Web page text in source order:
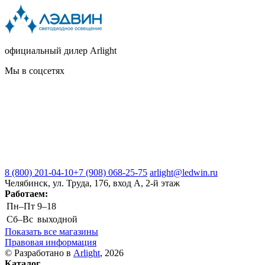
официальный дилер Arlight
Мы в соцсетях
8 (800) 201-04-10+7 (908) 068-25-75 arlight@ledwin.ru
Челябинск, ул. Труда, 176, вход А, 2-й этаж
Работаем:
Пн–Пт 9–18
Сб–Вс выходной
Показать все магазины
Правовая информация
© Разработано в Arlight, 2026